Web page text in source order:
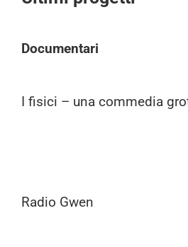
Documentari
I fisici – una commedia
Radio Gwen